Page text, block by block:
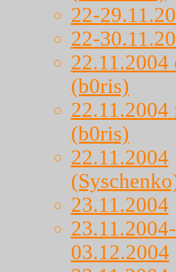
22-
22-
22.11.2004
(b0ris)
22.11.2004
(b0ris)
22.11.2004
23.11.2004
23.11.2004-
03.12.2004